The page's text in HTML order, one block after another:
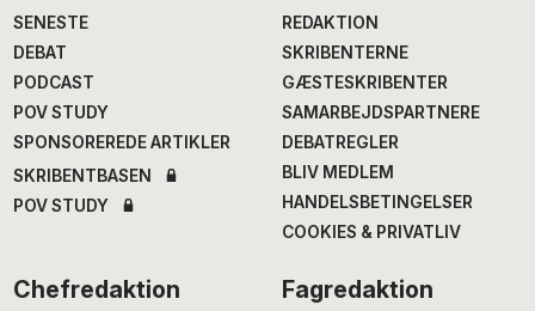
SENESTE
DEBAT
PODCAST
POV STUDY
SPONSOREREDE ARTIKLER
SKRIBENTBASEN
POV STUDY
REDAKTION
SKRIBENTERNE
GÆSTESKRIBENTER
SAMARBEJDSPARTNERE
DEBATREGLER
BLIV MEDLEM
HANDELSBETINGELSER
COOKIES & PRIVATLIV
Chefredaktion Fagredaktion